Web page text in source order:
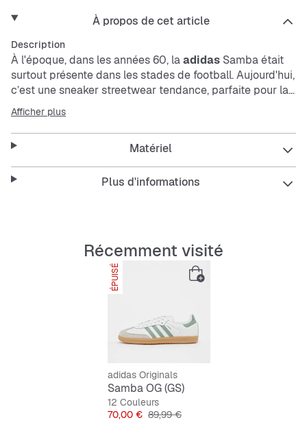
À propos de cet article
Description
À l'époque, dans les années 60, laadidas Samba était
surtout présente dans les stades de football. Aujourd'hui,
c’est une sneaker streetwear tendance, parfaite pour la
nouvelle génération de sneakerheads. Une couleur
fraîche associée à une semelle intérieure confortable
pour un confort maximal toute la journée. La tige en cuir,
la semelle extérieure en caoutchouc naturel et les 3
bandes complètent ce look classique.
Afficher plus
Matériel
Plus d'informations
Récemment visité
ÉPUISÉ
adidas Originals
Samba OG (GS)
12 Couleurs
Prix
70,00 € Prix original
89,99 €